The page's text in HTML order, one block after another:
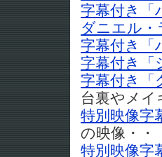
字幕付き「
ダニエル・
字幕付き「
字幕付き「
字幕付き「
台裏やメイ
特別映像字
の映像・・
特別映像字